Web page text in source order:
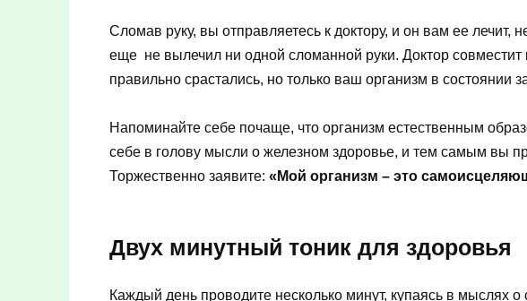
Сломав руку, вы отправляетесь к доктору, и он вам ее лечит,
еще не вылечил ни одной сломанной руки. Доктор совместит
правильно срастались, но только ваш организм в состоянии
Напоминайте себе почаще, что организм естественным
себе в голову мысли о железном здоровье, и тем самым вы
Торжественно заявите: «Мой организм – это
Двух минутный тоник для здоровья
Каждый день проводите несколько минут, купаясь в мыслях